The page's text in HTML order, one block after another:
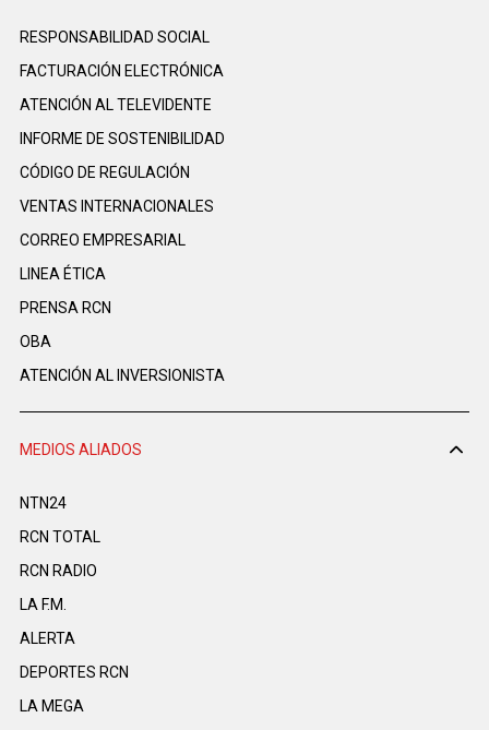
RESPONSABILIDAD SOCIAL
FACTURACIÓN ELECTRÓNICA
ATENCIÓN AL TELEVIDENTE
INFORME DE SOSTENIBILIDAD
CÓDIGO DE REGULACIÓN
VENTAS INTERNACIONALES
CORREO EMPRESARIAL
LINEA ÉTICA
PRENSA RCN
OBA
ATENCIÓN AL INVERSIONISTA
MEDIOS ALIADOS
NTN24
RCN TOTAL
RCN RADIO
LA F.M.
ALERTA
DEPORTES RCN
LA MEGA